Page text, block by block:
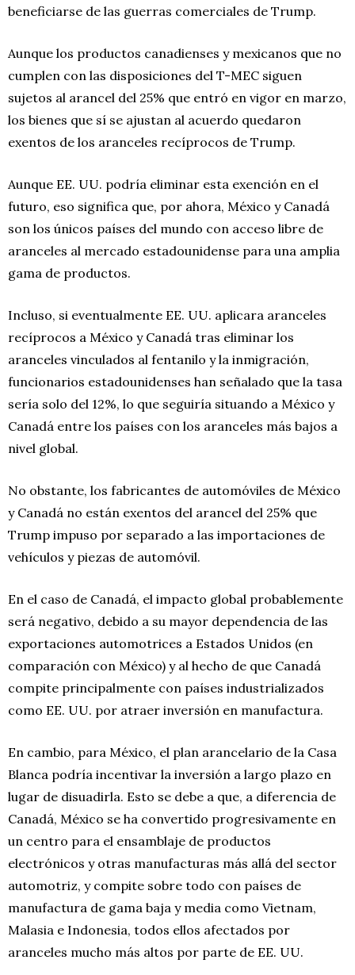
beneficiarse de las guerras comerciales de Trump.
Aunque los productos canadienses y mexicanos que no
cumplen con las disposiciones del T-MEC siguen
sujetos al arancel del 25% que entró en vigor en marzo,
los bienes que sí se ajustan al acuerdo quedaron
exentos de los aranceles recíprocos de Trump.
Aunque EE. UU. podría eliminar esta exención en el
futuro, eso significa que, por ahora, México y Canadá
son los únicos países del mundo con acceso libre de
aranceles al mercado estadounidense para una amplia
gama de productos.
Incluso, si eventualmente EE. UU. aplicara aranceles
recíprocos a México y Canadá tras eliminar los
aranceles vinculados al fentanilo y la inmigración,
funcionarios estadounidenses han señalado que la tasa
sería solo del 12%, lo que seguiría situando a México y
Canadá entre los países con los aranceles más bajos a
nivel global.
No obstante, los fabricantes de automóviles de México
y Canadá no están exentos del arancel del 25% que
Trump impuso por separado a las importaciones de
vehículos y piezas de automóvil.
En el caso de Canadá, el impacto global probablemente
será negativo, debido a su mayor dependencia de las
exportaciones automotrices a Estados Unidos (en
comparación con México) y al hecho de que Canadá
compite principalmente con países industrializados
como EE. UU. por atraer inversión en manufactura.
En cambio, para México, el plan arancelario de la Casa
Blanca podría incentivar la inversión a largo plazo en
lugar de disuadirla. Esto se debe a que, a diferencia de
Canadá, México se ha convertido progresivamente en
un centro para el ensamblaje de productos
electrónicos y otras manufacturas más allá del sector
automotriz, y compite sobre todo con países de
manufactura de gama baja y media como Vietnam,
Malasia e Indonesia, todos ellos afectados por
aranceles mucho más altos por parte de EE. UU.